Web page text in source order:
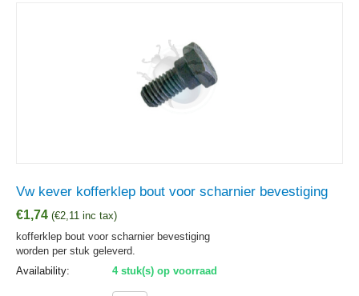
Vw kever kofferklep bout voor scharnier bevestiging
€1,74 (€2,11 inc tax)
kofferklep bout voor scharnier bevestiging
worden per stuk geleverd.
Availability:
4 stuk(s) op voorraad